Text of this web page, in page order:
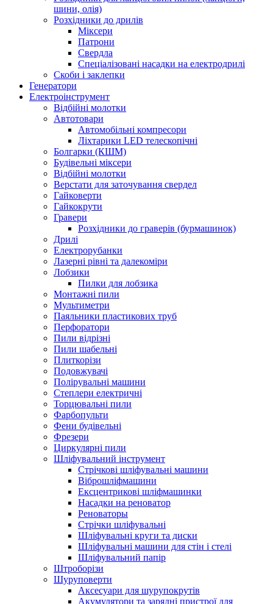
шини, олія)
Розхідники до дрилів
Міксери
Патрони
Свердла
Спеціалізовані насадки на електродрилі
Скоби і заклепки
Генератори
Електроінструмент
Bідбійні молотки
Автотовари
Автомобільні компресори
Ліхтарики LED телескопічні
Болгарки (КШМ)
Будівельні міксери
Відбійні молотки
Верстати для заточування свердел
Гайковерти
Гайкокрути
Гравери
Розхідники до граверів (бурмашинок)
Дрилі
Електрорубанки
Лазерні рівні та далекоміри
Лобзики
Пилки для лобзика
Монтажні пили
Мультиметри
Паяльники пластикових труб
Перфоратори
Пили відрізні
Пили шабельні
Плиткорізи
Подовжувачі
Полірувальні машини
Степлери електричні
Торцювальні пили
Фарбопульти
Фени будівельні
Фрезери
Циркулярні пили
Шліфувальний інструмент
Cтрічкові шліфувальні машини
Віброшліфмашини
Ексцентрикові шліфмашинки
Насадки на реноватор
Реноваторы
Стрічки шліфувальні
Шліфувальні круги та диски
Шліфувальні машини для стін і стелі
Шліфувальний папір
Штроборізи
Шуруповерти
Аксесуари для шурупокрутів
Акумулятори та зарядні пристрої для